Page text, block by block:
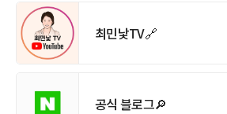
최민낯TV🔗
공식 블로그🔎